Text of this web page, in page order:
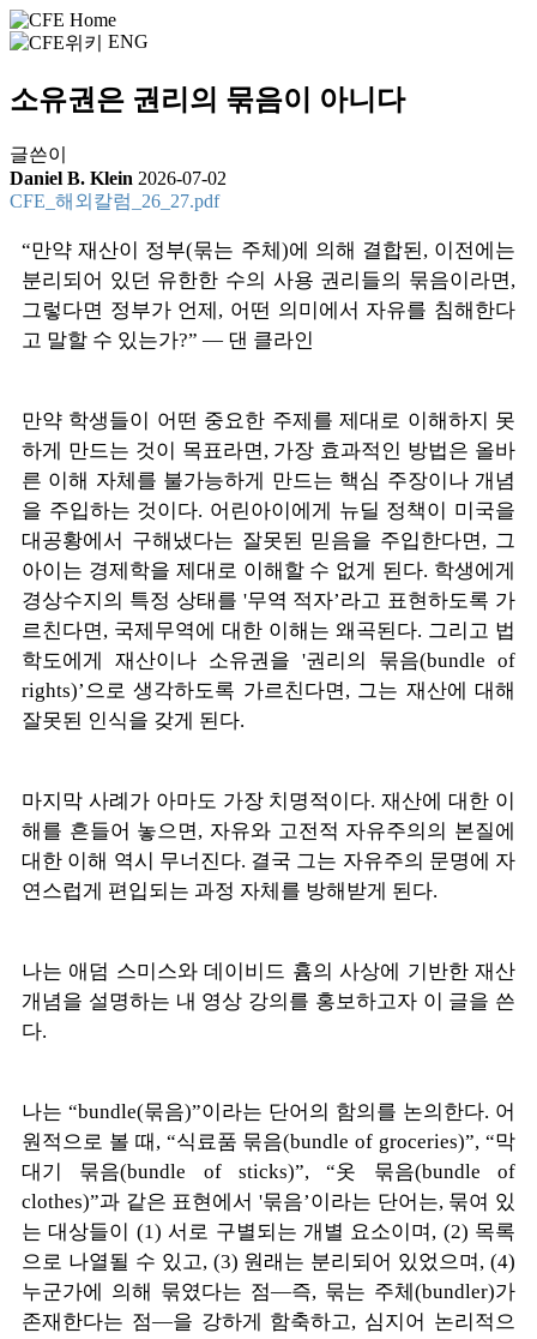
ENG
소유권은 권리의 묶음이 아니다
글쓴이
Daniel B. Klein 2026-07-02
CFE_해외칼럼_26_27.pdf
“만약 재산이 정부(묶는 주체)에 의해 결합된, 이전에는
분리되어 있던 유한한 수의 사용 권리들의 묶음이라면,
그렇다면 정부가 언제, 어떤 의미에서 자유를 침해한다
고 말할 수 있는가?” — 댄 클라인
만약 학생들이 어떤 중요한 주제를 제대로 이해하지 못
하게 만드는 것이 목표라면, 가장 효과적인 방법은 올바
른 이해 자체를 불가능하게 만드는 핵심 주장이나 개념
을 주입하는 것이다. 어린아이에게 뉴딜 정책이 미국을
대공황에서 구해냈다는 잘못된 믿음을 주입한다면, 그
아이는 경제학을 제대로 이해할 수 없게 된다. 학생에게
경상수지의 특정 상태를 '무역 적자’라고 표현하도록 가
르친다면, 국제무역에 대한 이해는 왜곡된다. 그리고 법
학도에게 재산이나 소유권을 '권리의 묶음(bundle of
rights)’으로 생각하도록 가르친다면, 그는 재산에 대해
잘못된 인식을 갖게 된다.
마지막 사례가 아마도 가장 치명적이다. 재산에 대한 이
해를 흔들어 놓으면, 자유와 고전적 자유주의의 본질에
대한 이해 역시 무너진다. 결국 그는 자유주의 문명에 자
연스럽게 편입되는 과정 자체를 방해받게 된다.
나는 애덤 스미스와 데이비드 흄의 사상에 기반한 재산
개념을 설명하는 내 영상 강의를 홍보하고자 이 글을 쓴
다.
나는 “bundle(묶음)”이라는 단어의 함의를 논의한다. 어
원적으로 볼 때, “식료품 묶음(bundle of groceries)”, “막
대기 묶음(bundle of sticks)”, “옷 묶음(bundle of
clothes)”과 같은 표현에서 '묶음’이라는 단어는, 묶여 있
는 대상들이 (1) 서로 구별되는 개별 요소이며, (2) 목록
으로 나열될 수 있고, (3) 원래는 분리되어 있었으며, (4)
누군가에 의해 묶였다는 점—즉, 묶는 주체(bundler)가
존재한다는 점—을 강하게 함축하고, 심지어 논리적으